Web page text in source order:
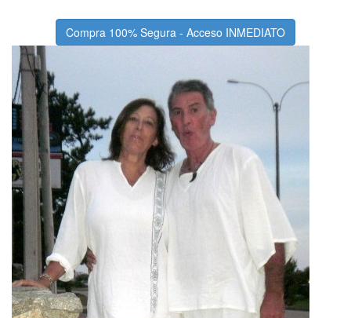
Compra 100% Segura - Acceso INMEDIATO